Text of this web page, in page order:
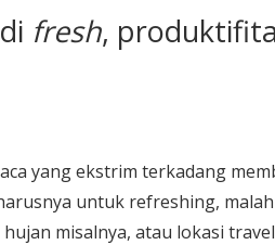
fresh,
yang ekstrim terkadang
untuk refreshing,
misalnya, atau lokasi